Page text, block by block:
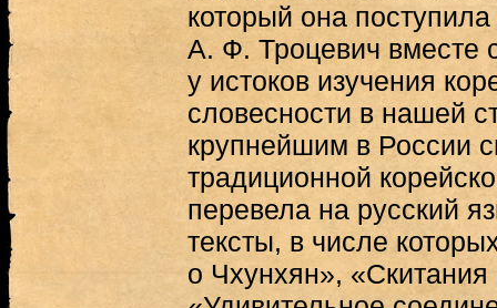
который она
А. Ф. Троцевич вместе
у истоков изучения
словесности в нашей
крупнейшим в России
традиционной
перевела на русский
тексты, в числе
о Чхунхян»,